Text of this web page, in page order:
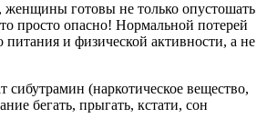
женщины готовы не только опустошать
просто опасно! Нормальной потерей
питания и физической активности, а не
(наркотическое вещество,
бегать, прыгать, кстати, сон